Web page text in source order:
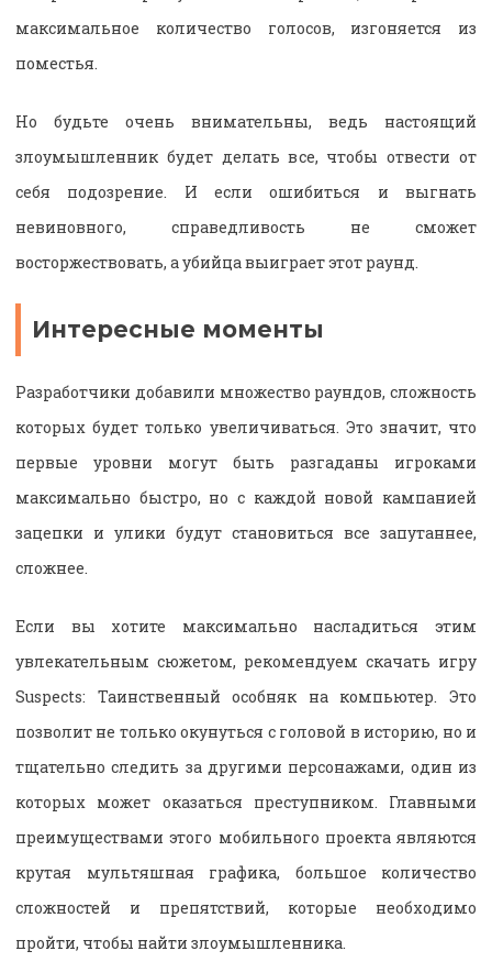
максимальное количество голосов, изгоняется из
поместья.
Но будьте очень внимательны, ведь настоящий
злоумышленник будет делать все, чтобы отвести от
себя подозрение. И если ошибиться и выгнать
невиновного, справедливость не сможет
восторжествовать, а убийца выиграет этот раунд.
Интересные моменты
Разработчики добавили множество раундов, сложность
которых будет только увеличиваться. Это значит, что
первые уровни могут быть разгаданы игроками
максимально быстро, но с каждой новой кампанией
зацепки и улики будут становиться все запутаннее,
сложнее.
Если вы хотите максимально насладиться этим
увлекательным сюжетом, рекомендуем скачать игру
Suspects: Таинственный особняк на компьютер. Это
позволит не только окунуться с головой в историю, но и
тщательно следить за другими персонажами, один из
которых может оказаться преступником. Главными
преимуществами этого мобильного проекта являются
крутая мультяшная графика, большое количество
сложностей и препятствий, которые необходимо
пройти, чтобы найти злоумышленника.